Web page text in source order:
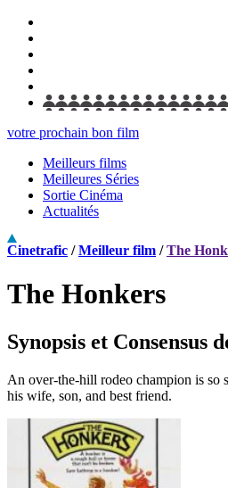
votre prochain bon film
Meilleurs films
Meilleures Séries
Sortie Cinéma
Actualités
Cinetrafic /Meilleur film /The
The Honkers
Synopsis et Consensus
An over-the-hill rodeo champion is so
his wife, son, and best friend.